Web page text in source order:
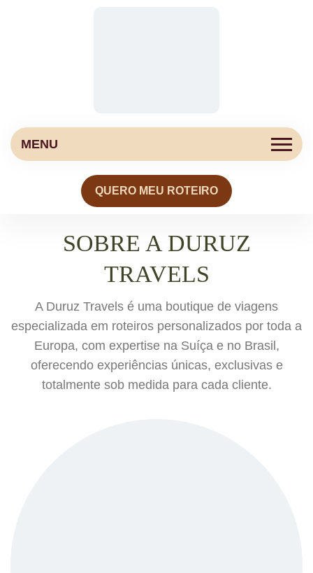
MENU
QUERO MEU ROTEIRO
SOBRE A DURUZ
TRAVELS
A Duruz Travels é uma boutique de viagens
especializada em roteiros personalizados por toda a
Europa, com expertise na Suíça e no Brasil,
oferecendo experiências únicas, exclusivas e
totalmente sob medida para cada cliente.